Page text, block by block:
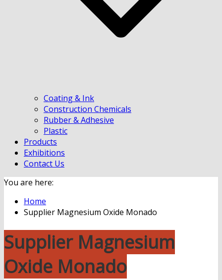
Coating & Ink
Construction Chemicals
Rubber & Adhesive
Plastic
Products
Exhibitions
Contact Us
You are here:
Home
Supplier Magnesium Oxide Monado
Supplier Magnesium
Oxide Monado